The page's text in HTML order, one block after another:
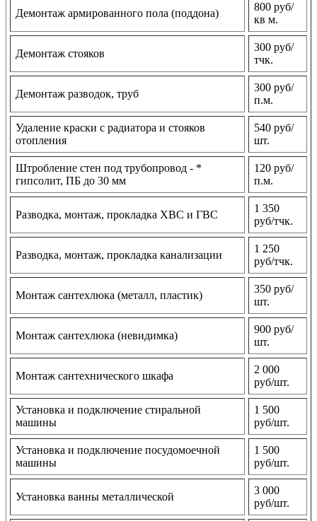
Демонтаж армированного пола (поддона)
800 руб/
кв м.
Демонтаж стояков
300 руб/
тчк.
Демонтаж разводок, труб
300 руб/
п.м.
Удаление краски с радиатора и стояков
отопления
540 руб/
шт.
Штробление стен под трубопровод - *
гипсолит, ПБ до 30 мм
120 руб/
п.м.
Разводка, монтаж, прокладка ХВС и ГВС
1 350
руб/тчк.
Разводка, монтаж, прокладка канализации
1 250
руб/тчк.
Монтаж сантехлюка (металл, пластик)
350 руб/
шт.
Монтаж сантехлюка (невидимка)
900 руб/
шт.
Монтаж сантехнического шкафа
2 000
руб/шт.
Установка и подключение стиральной
машины
1 500
руб/шт.
Установка и подключение посудомоечной
машины
1 500
руб/шт.
Установка ванны металлической
3 000
руб/шт.